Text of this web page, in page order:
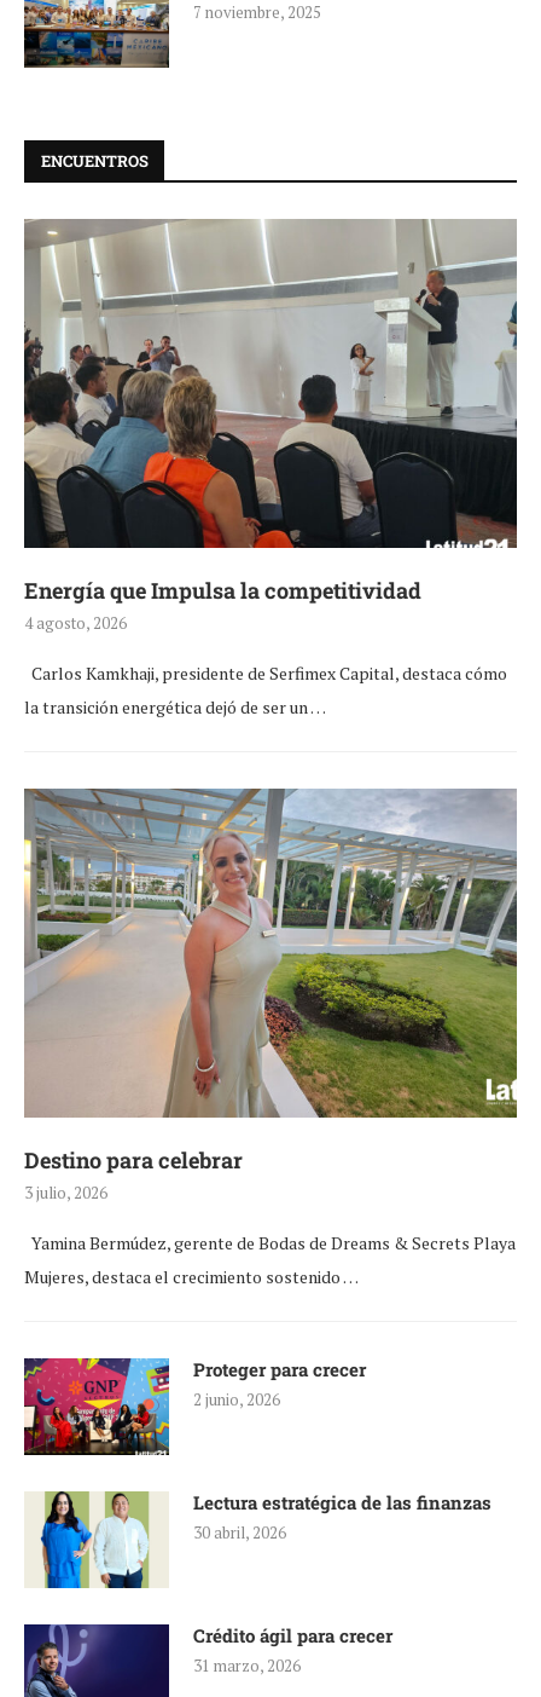
7 noviembre, 2025
ENCUENTROS
Energía que Impulsa la competitividad
4 agosto, 2026
Carlos Kamkhaji, presidente de Serfimex Capital, destaca cómo
la transición energética dejó de ser un …
Destino para celebrar
3 julio, 2026
Yamina Bermúdez, gerente de Bodas de Dreams & Secrets Playa
Mujeres, destaca el crecimiento sostenido …
Proteger para crecer
2 junio, 2026
Lectura estratégica de las finanzas
30 abril, 2026
Crédito ágil para crecer
31 marzo, 2026